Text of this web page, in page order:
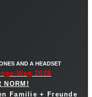
Weg 2026
NORM!
Familie + Freunde